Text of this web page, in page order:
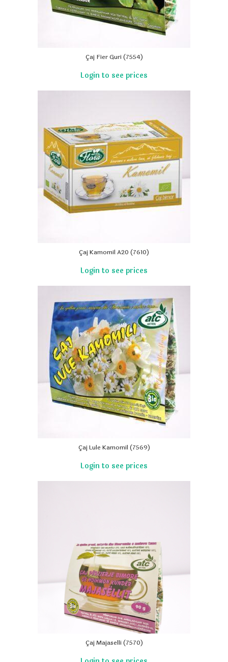
Çaj Fier Guri (7554)
Çaj Kamomil A20 (7610)
Çaj Lule Kamomil (7569)
Çaj Majaselli (7570)